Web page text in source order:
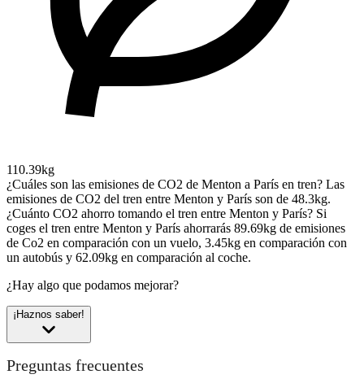
110.39kg
¿Cuáles son las emisiones de CO2 de Menton a París en tren? Las
emisiones de CO2 del tren entre Menton y París son de 48.3kg.
¿Cuánto CO2 ahorro tomando el tren entre Menton y París? Si
coges el tren entre Menton y París ahorrarás 89.69kg de emisiones
de Co2 en comparación con un vuelo, 3.45kg en comparación con
un autobús y 62.09kg en comparación al coche.
¿Hay algo que podamos mejorar?
¡Haznos saber!
Preguntas frecuentes